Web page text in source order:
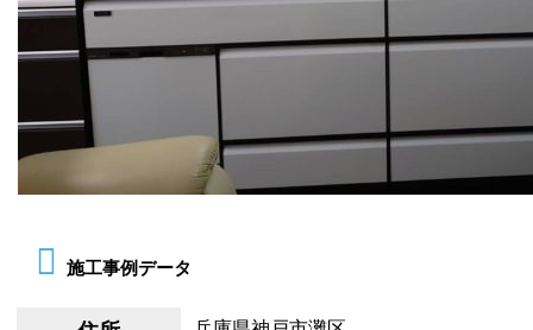
施工事例データ